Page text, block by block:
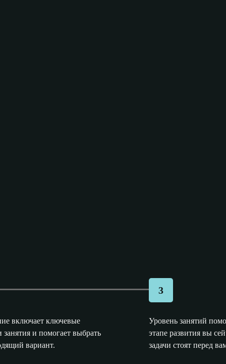
включает ключевые
занятия и помогает выбрать
вариант.
3
Уровень занятий
этапе развития вы
задачи стоят перед